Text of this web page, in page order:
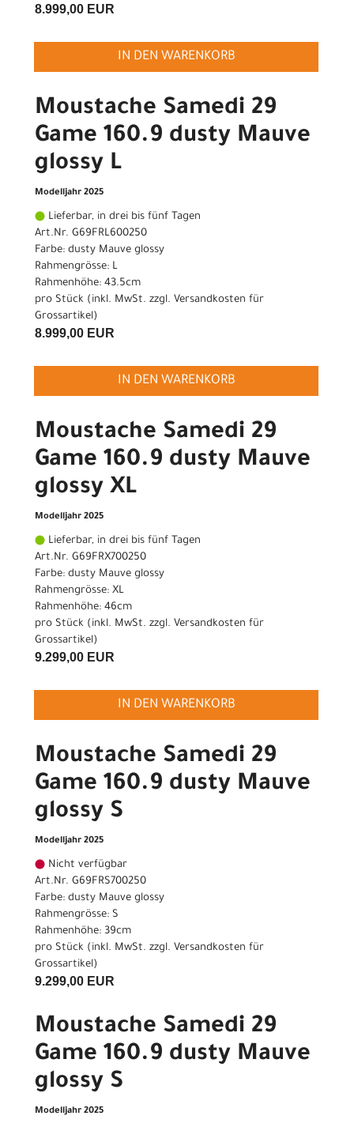
8.999,00 EUR
IN DEN WARENKORB
Moustache Samedi 29
Game 160.9 dusty Mauve
glossy L
Modelljahr 2025
Lieferbar, in drei bis fünf Tagen
Art.Nr. G69FRL600250
Farbe: dusty Mauve glossy
Rahmengrösse: L
Rahmenhöhe: 43.5cm
pro Stück (inkl. MwSt. zzgl. Versandkosten für
Grossartikel)
8.999,00 EUR
IN DEN WARENKORB
Moustache Samedi 29
Game 160.9 dusty Mauve
glossy XL
Modelljahr 2025
Lieferbar, in drei bis fünf Tagen
Art.Nr. G69FRX700250
Farbe: dusty Mauve glossy
Rahmengrösse: XL
Rahmenhöhe: 46cm
pro Stück (inkl. MwSt. zzgl. Versandkosten für
Grossartikel)
9.299,00 EUR
IN DEN WARENKORB
Moustache Samedi 29
Game 160.9 dusty Mauve
glossy S
Modelljahr 2025
Nicht verfügbar
Art.Nr. G69FRS700250
Farbe: dusty Mauve glossy
Rahmengrösse: S
Rahmenhöhe: 39cm
pro Stück (inkl. MwSt. zzgl. Versandkosten für
Grossartikel)
9.299,00 EUR
Moustache Samedi 29
Game 160.9 dusty Mauve
glossy S
Modelljahr 2025